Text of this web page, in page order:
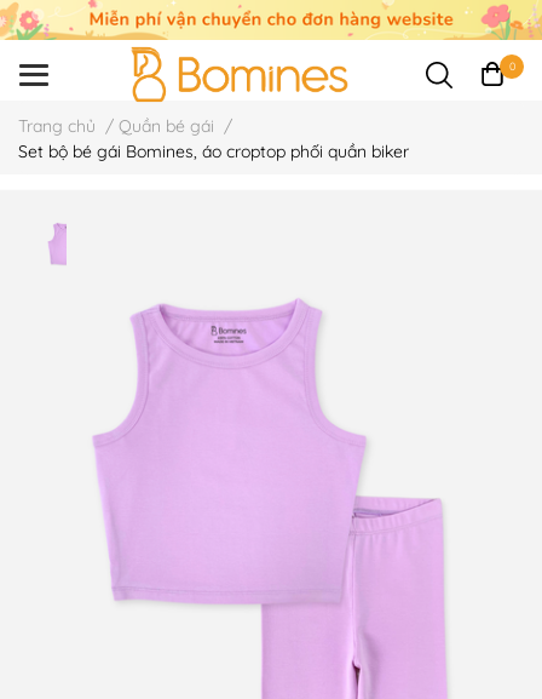
0
Trang chủ / Quần bé gái /
Set bộ bé gái Bomines, áo croptop phối quần biker